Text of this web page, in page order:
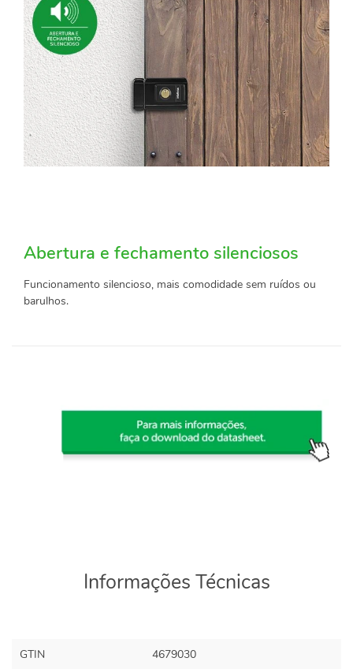
Abertura e fechamento silenciosos
Funcionamento silencioso, mais comodidade sem ruídos ou
barulhos.
Informações Técnicas
GTIN 4679030